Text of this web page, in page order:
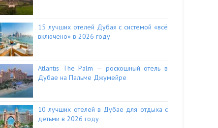
15 лучших отелей Дубая с системой «всё
включено» в 2026 году
Atlantis The Palm — роскошный отель в
Дубае на Пальме Джумейре
10 лучших отелей в Дубае для отдыха с
детьми в 2026 году